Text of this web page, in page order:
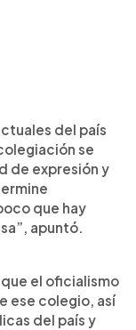
del país
se
de expresión y
que hay
apuntó.
el oficialismo
ese colegio, así
del país y